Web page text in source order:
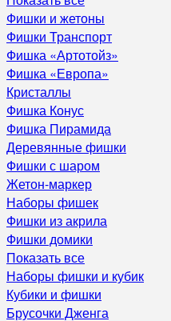
Фишки и жетоны
Фишки Транспорт
Фишка «Артотойз»
Фишка «Европа»
Кристаллы
Фишка Конус
Фишка Пирамида
Деревянные фишки
Фишки с шаром
Жетон-маркер
Наборы фишек
Фишки из акрила
Фишки домики
Показать все
Наборы фишки и кубик
Кубики и фишки
Брусочки Дженга